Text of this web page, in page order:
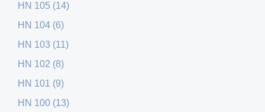
HN 105 (14)
HN 104 (6)
HN 103 (11)
HN 102 (8)
HN 101 (9)
HN 100 (13)